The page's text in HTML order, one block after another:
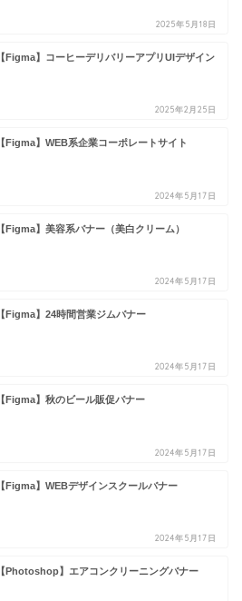
2025年5月18日
【Figma】コーヒーデリバリーアプリUIデザイン
2025年2月25日
【Figma】WEB系企業コーポレートサイト
2024年5月17日
【Figma】美容系バナー（美白クリーム）
2024年5月17日
【Figma】24時間営業ジムバナー
2024年5月17日
【Figma】秋のビール販促バナー
2024年5月17日
【Figma】WEBデザインスクールバナー
2024年5月17日
【Photoshop】エアコンクリーニングバナー